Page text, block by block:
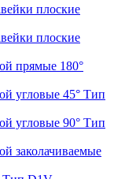
плоские
плоские
прямые 180°
угловые 45° Тип
угловые 90° Тип
заколачиваемые